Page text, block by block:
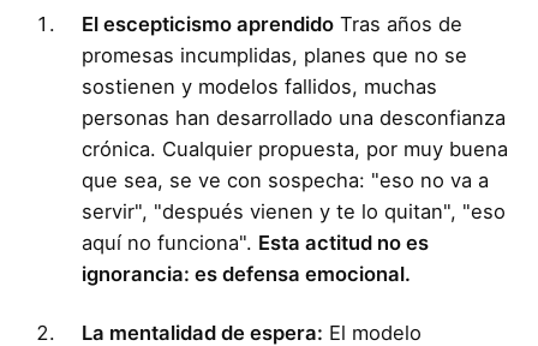
El escepticismo aprendidoTras años de
promesas incumplidas, planes que no se
sostienen y modelos fallidos, muchas
personas han desarrollado una desconfianza
crónica. Cualquier propuesta, por muy buena
que sea, se ve con sospecha: "eso no va a
servir", "después vienen y te lo quitan", "eso
aquí no funciona". Esta actitud no es
ignorancia: es defensa emocional.
La mentalidad de espera: El modelo